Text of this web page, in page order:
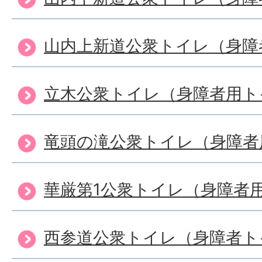
山内上新道公衆トイレ（身
立木公衆トイレ（身障者用
竜頭の滝公衆トイレ（身障
華厳第1公衆トイレ（身障者
西参道公衆トイレ（身障者